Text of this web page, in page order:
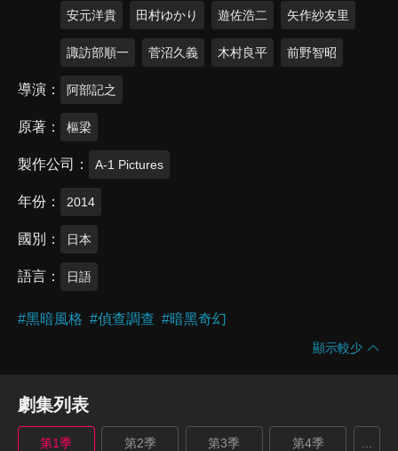
安元洋貴 田村ゆかり 遊佐浩二 矢作紗友里
諏訪部順一 菅沼久義 木村良平 前野智昭
導演 阿部記之
原著 樞梁
製作公司 A-1 Pictures
年份 2014
國別 日本
語言 日語
#黑暗風格 #偵查調查 #暗黑奇幻
顯示較少
劇集列表
第1季 第2季 第3季 第4季